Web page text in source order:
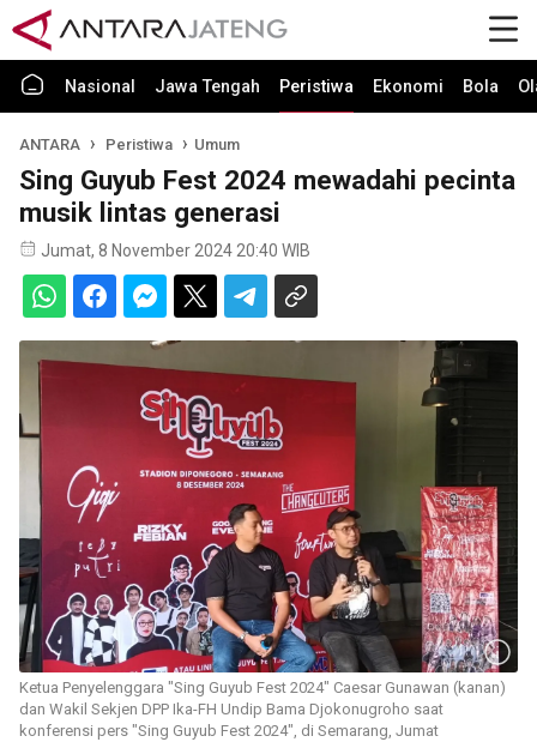
Nasional Jawa Tengah Peristiwa Ekonomi Bola
ANTARA Peristiwa Umum
Sing Guyub Fest 2024 mewadahi pecinta
musik lintas generasi
Jumat, 8 November 2024 20:40 WIB
Ketua Penyelenggara "Sing Guyub Fest 2024" Caesar Gunawan (kanan)
dan Wakil Sekjen DPP Ika-FH Undip Bama Djokonugroho saat
konferensi pers "Sing Guyub Fest 2024", di Semarang, Jumat